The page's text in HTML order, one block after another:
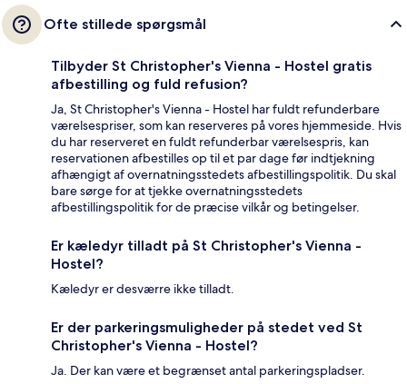
Ofte stillede spørgsmål
Tilbyder St Christopher's Vienna - Hostel gratis
afbestilling og fuld refusion?
Ja, St Christopher's Vienna - Hostel har fuldt refunderbare
værelsespriser, som kan reserveres på vores hjemmeside. Hvis
du har reserveret en fuldt refunderbar værelsespris, kan
reservationen afbestilles op til et par dage før indtjekning
afhængigt af overnatningsstedets afbestillingspolitik. Du skal
bare sørge for at tjekke overnatningsstedets
afbestillingspolitik for de præcise vilkår og betingelser.
Er kæledyr tilladt på St Christopher's Vienna -
Hostel?
Kæledyr er desværre ikke tilladt.
Er der parkeringsmuligheder på stedet ved St
Christopher's Vienna - Hostel?
Ja. Der kan være et begrænset antal parkeringspladser.